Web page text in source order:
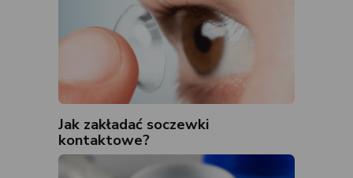
Jak zakładać soczewki
kontaktowe?